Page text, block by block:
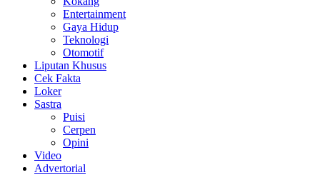
Entertainment
Gaya Hidup
Teknologi
Otomotif
Liputan Khusus
Cek Fakta
Loker
Sastra
Puisi
Cerpen
Opini
Video
Advertorial